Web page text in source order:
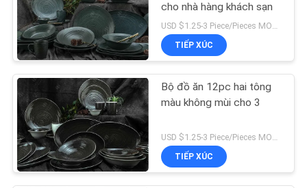
Cốc sứ
Bộ Melamine
cho nhà hàng khách sạn
TIẾP XÚC
Bộ đồ ăn 12pc hai tông
màu không mùi cho 3
TIẾP XÚC